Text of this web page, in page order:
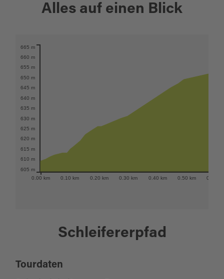
Alles auf einen Blick
0.00 km 0.10 km 0.20 km 0.30 km 0.40 km 0.50 km 0.60
605 m
610 m
615 m
620 m
625 m
630 m
635 m
640 m
645 m
650 m
655 m
660 m
665 m
Schleifererpfad
Tourdaten